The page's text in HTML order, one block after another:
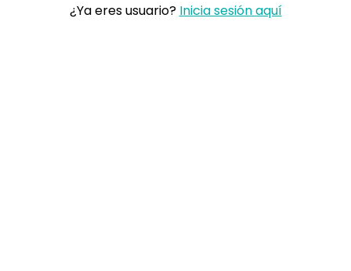
¿Ya eres usuario? Inicia sesión aquí